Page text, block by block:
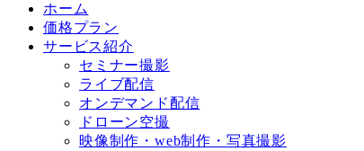
ホーム
価格プラン
サービス紹介
セミナー撮影
ライブ配信
オンデマンド配信
ドローン空撮
映像制作・web制作・写真撮影